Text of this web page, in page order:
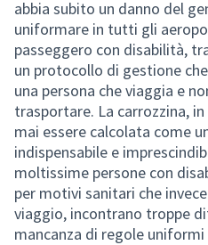
abbia subito un danno del
uniformare in tutti gli
passeggero con disabilità,
un protocollo di gestione
una persona che viaggia e
trasportare. La carrozzina,
mai essere calcolata come
indispensabile e
moltissime persone con
per motivi sanitari che
viaggio, incontrano troppe
mancanza di regole uniformi